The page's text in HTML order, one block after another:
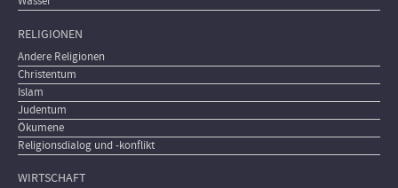
RELIGIONEN
Andere Religionen
Christentum
Islam
Judentum
Ökumene
Religionsdialog und -konflikt
WIRTSCHAFT